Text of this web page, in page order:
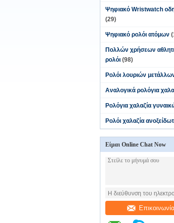
Ψηφιακό Wristwatch
(29)
Ψηφιακό ρολόι ατόμων
Πολλών χρήσεων
ρολόι (98)
Ρολόι λουριών
Αναλογικά ρολόγια
Ρολόγια χαλαζία
Ρολόι χαλαζία
Είμαι Online Chat Now
Επικοινωνία